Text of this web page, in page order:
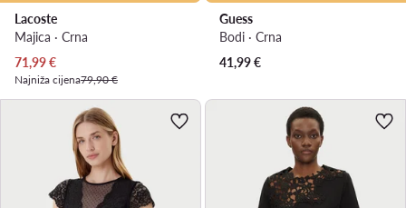
Lacoste
Majica · Crna
Trenutna cijena
71,99€
Najniža cijena79,90 €
Guess
Bodi · Crna
41,99€